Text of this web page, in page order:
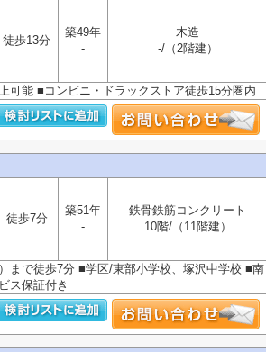
徒歩13分
築49年
-
木造
-/（2階建）
可能 ■コンビニ・ドラックストア徒歩15分圏内
徒歩7分
築51年
-
鉄骨鉄筋コンクリート
10階/（11階建）
まで徒歩7分 ■学区/東部小学校、塚沢中学校 ■南
ス保証付き